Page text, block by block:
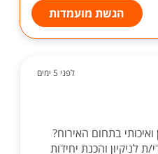
הגשת מועמדות
לפני 5 ימים
בתחום האירוח?
לניקיון והכנת יחידות